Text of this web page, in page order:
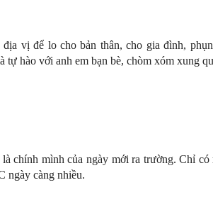
vị để lo cho bản thân, cho gia đình,
tự hào với anh em bạn bè, chòm xóm xung
là chính mình của ngày mới ra trường. Chỉ
ngày càng nhiều.